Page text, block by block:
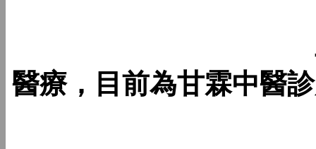
王挺鑑醫師（
醫療，目前為甘霖中醫